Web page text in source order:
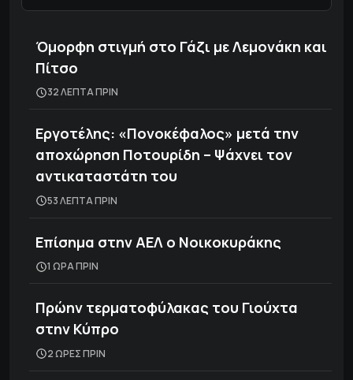
Όμορφη στιγμή στο Γάζι με Λεμονάκη και
Πίτσο
32 ΛΕΠΤΑ ΠΡΙΝ
Εργοτέλης: «Πονοκέφαλος» μετά την
αποχώρηση Ποτουρίδη – Ψάχνει τον
αντικαταστάτη του
53 ΛΕΠΤΑ ΠΡΙΝ
Επίσημα στην ΑΕΛ ο Νοικοκυράκης
1 ΩΡΑ ΠΡΙΝ
Πρώην τερματοφύλακας του Γιούχτα
στην Κύπρο
2 ΩΡΕΣ ΠΡΙΝ